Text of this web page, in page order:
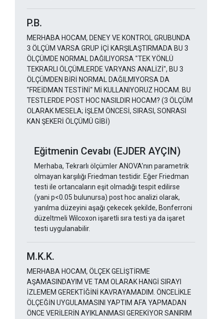
P.B.
MERHABA HOCAM, DENEY VE KONTROL GRUBUNDA
3 ÖLÇÜM VARSA GRUP İÇİ KARŞILAŞTIRMADA BU 3
ÖLÇÜMDE NORMAL DAĞILIYORSA "TEK YÖNLÜ
TEKRARLI ÖLÇÜMLERDE VARYANS ANALİZİ", BU 3
ÖLÇÜMDEN BİRİ NORMAL DAĞILMIYORSA DA
"FREİDMAN TESTİNİ" Mİ KULLANIYORUZ HOCAM. BU
TESTLERDE POST HOC NASILDIR HOCAM? (3 ÖLÇÜM
OLARAK MESELA; İŞLEM ÖNCESİ, SIRASI, SONRASI
KAN ŞEKERİ ÖLÇÜMÜ GİBİ)
Eğitmenin Cevabı (EJDER AYÇIN)
Merhaba, Tekrarlı ölçümler ANOVA'nın parametrik
olmayan karşılığı Friedman testidir. Eğer Friedman
testi ile ortancaların eşit olmadığı tespit edilirse
(yani p<0.05 bulunursa) post hoc analizi olarak,
yanılma düzeyini aşağı çekecek şekilde, Bonferroni
düzeltmeli Wilcoxon işaretli sıra testi ya da işaret
testi uygulanabilir.
M.K.K.
MERHABA HOCAM, ÖLÇEK GELİŞTİRME
AŞAMASINDAYIM VE TAM OLARAK HANGİ SIRAYI
İZLEMEM GEREKTİĞİNİ KAVRAYAMADIM. ÖNCELİKLE
ÖLÇEĞİN UYGULAMASINI YAPTIM AFA YAPMADAN
ÖNCE VERİLERİN AYIKLANMASI GEREKİYOR SANIRIM